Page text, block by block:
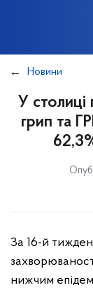
Новини
У столиці
грип та
За 16-й
нижчим